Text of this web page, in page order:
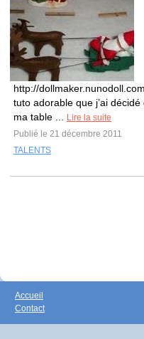
http://
tuto adorable que j’ai
ma table ...
Lire la suite
Publié le 21 décembre 2011
TALENTS
Accueil
Contact